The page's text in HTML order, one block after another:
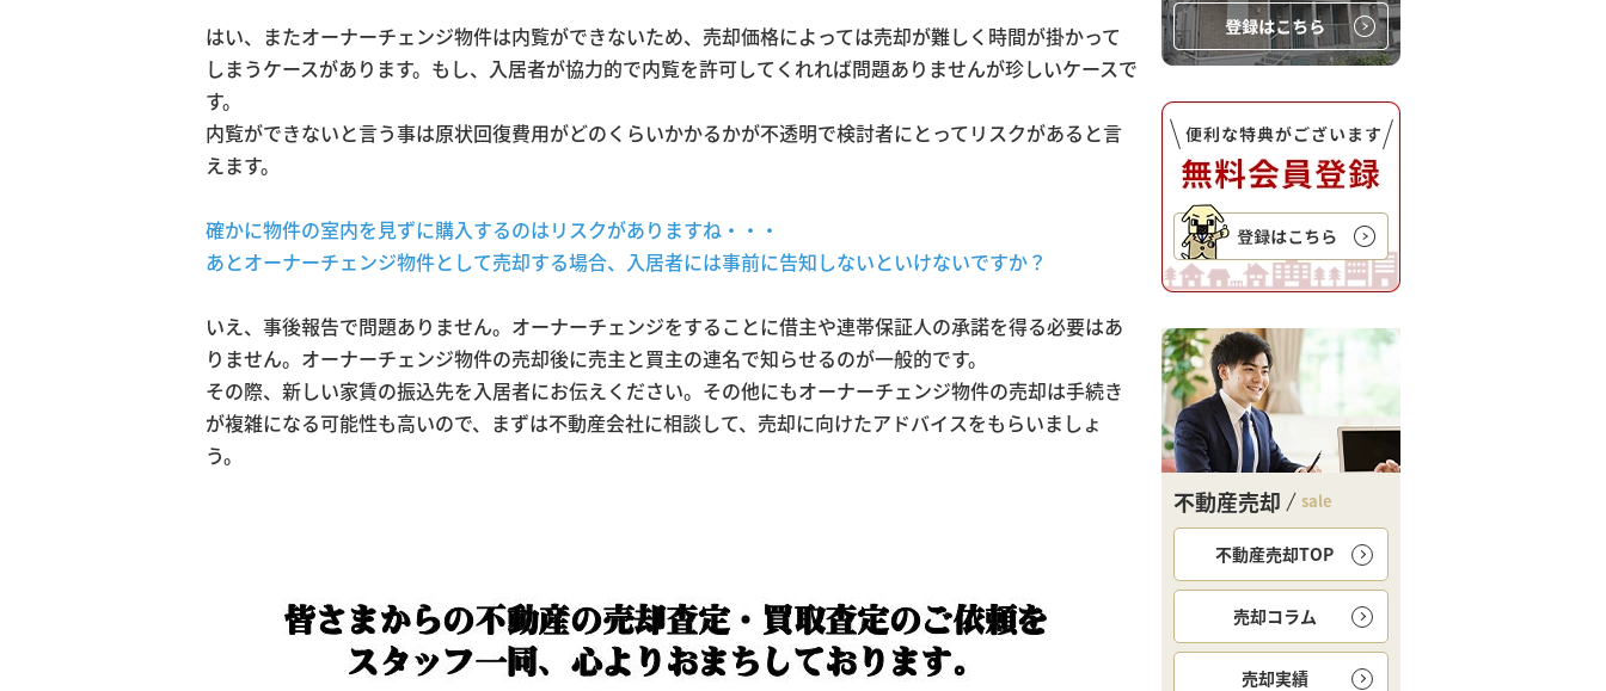
はい、またオーナーチェンジ物件は内覧ができないため、売却価格によっては売却が難しく時間が掛かって
しまうケースがあります。もし、入居者が協力的で内覧を許可してくれれば問題ありませんが珍しいケースで
す。
内覧ができないと言う事は原状回復費用がどのくらいかかるかが不透明で検討者にとってリスクがあると言
えます。
確かに物件の室内を見ずに購入するのはリスクがありますね・・・
あとオーナーチェンジ物件として売却する場合、入居者には事前に告知しないといけないですか？
いえ、事後報告で問題ありません。オーナーチェンジをすることに借主や連帯保証人の承諾を得る必要はあ
りません。オーナーチェンジ物件の売却後に売主と買主の連名で知らせるのが一般的です。
その際、新しい家賃の振込先を入居者にお伝えください。その他にもオーナーチェンジ物件の売却は手続き
が複雑になる可能性も高いので、まずは不動産会社に相談して、売却に向けたアドバイスをもらいましょ
う。
不動産売却 sale
不動産売却TOP
売却コラム
売却実績